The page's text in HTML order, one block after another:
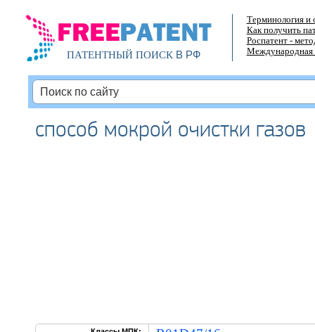
ПАТЕНТНЫЙ ПОИСКВ РФ
Терминология и
Как получить
Роспатент -
Международная
способ мокрой очистки газов